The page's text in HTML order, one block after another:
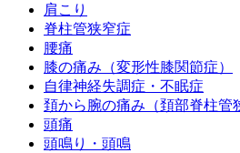
肩こり
脊柱管狭窄症
腰痛
膝の痛み（変形性膝関節症）
自律神経失調症・不眠症
頚から腕の痛み（頚部脊柱管
頭痛
頭鳴り・頭鳴